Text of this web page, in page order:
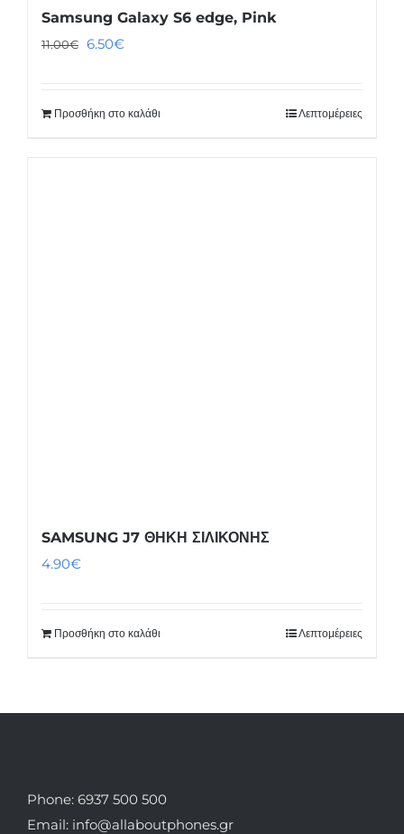
Samsung Galaxy S6 edge, Pink
11.00€ Original
11.00€.
6.50€Η
είναι:
Προσθήκη στο καλάθι Λεπτομέρειες
SAMSUNG J7 ΘΗΚΗ ΣΙΛΙΚΟΝΗΣ
4.90€
Προσθήκη στο καλάθι Λεπτομέρειες
Phone: 6937 500 500
Email: info@allaboutphones.gr